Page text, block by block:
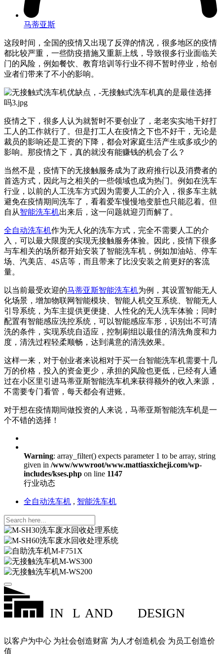
马蒂亚斯
这段时间，全国的疫情又出现了反弹的情况，很多地区的疫情
都比较严重，一些防疫措施又重新上线，导致很多行业面临关
门的风险，例如餐饮、教育培训等行业不得不暂时停业，给创
业者们带来了不小的影响。
疫情之下，很多人认为就暂时不要创业了，老老实实地干好打
工人的工作就行了。但是打工人在疫情之下也不好干，无论是
裁员的影响还是工资的下降，都会对家庭生活产生或多或少的
影响。那疫情之下，真的就没有能赚钱的机会了么？
当然不是，疫情下的无接触服务成为了政府推行以及消费者的
首选方式，因此与之相关的一些领域也成为热门。例如在洗车
行业，以前的人工洗车方式因为需要人工的介入，很多车主就
避免在疫情期间洗车了，看着爱车慢慢地变脏也只能忍着。但
自从智能洗车机出来后，这一问题就迎刃而解了。
全自动洗车机作为无人化的洗车方式，完全不需要人工的介
入，可以最大限度的实现无接触服务体验。因此，疫情下很多
与车相关的场所都开始安装了智能洗车机，例如加油站、停车
场、汽美店、4S店等，而且带来了比没安装之前更好的客流
量。
以当前最受欢迎的马蒂亚斯智能洗车机为例，其设置智能无人
化场景，增加物联网智能模块、智能人机交互系统、智能无人
引导系统，为车主提供更便捷、人性化的无人洗车体验；同时
配置有智能感应洗控系统，可以智能感应车形，识别出不可清
洗的条件，实现系统自适应，控制刷组以最佳的清洗角度和力
度，清洗过程轻柔顺畅，达到满意的清洗效果。
这样一来，对于创业者来说相对于买一台智能洗车机需要十几
万的价格，投入的资金更少，承担的风险也更低，已经有人通
过在小区里引进马蒂亚斯智能洗车机来获得额外的收入来源，
不需要专门看管，每天都会有进账。
对于想在疫情期间做投资的人来说，马蒂亚斯智能洗车机是一
个不错的选择！
Warning: array_filter() expects parameter 1 to be array, string
given in /www/wwwroot/www.mattiasxicheji.com/wp-
includes/kses.php on line 1147
行业动态
全自动洗车机 , 智能洗车机
IN L AND DESIGN
以客户为中心 为社会创造财富 为人才创造机会 为员工创造价
值